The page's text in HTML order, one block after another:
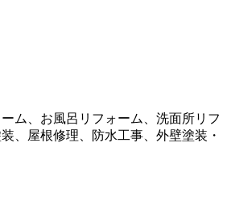
ム、お風呂リフォーム、洗面所リフ
、屋根修理、防水工事、外壁塗装・